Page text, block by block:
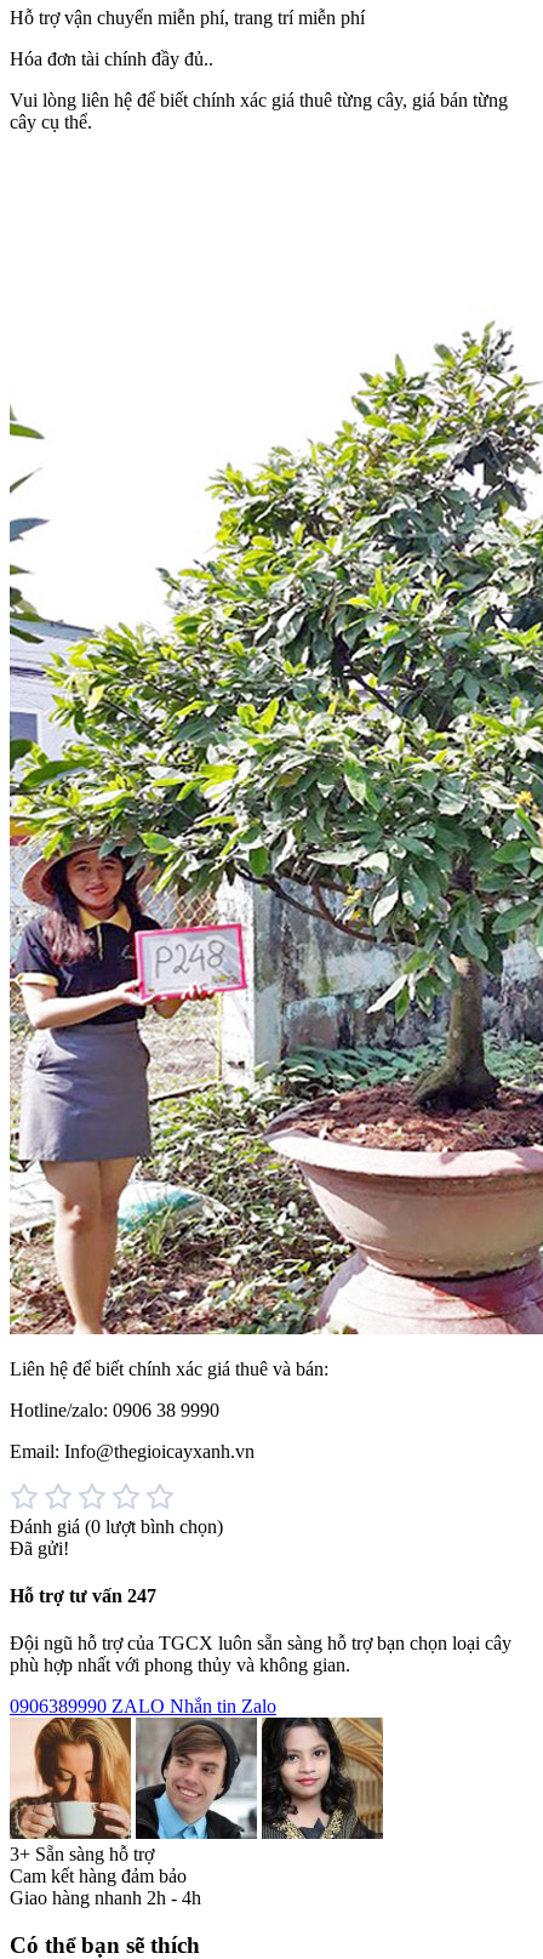
Hỗ trợ vận chuyển miễn phí, trang trí miễn phí
Hóa đơn tài chính đầy đủ..
Vui lòng liên hệ để biết chính xác giá thuê từng cây, giá bán từng
cây cụ thể.
Liên hệ để biết chính xác giá thuê và bán:
Hotline/zalo: 0906 38 9990
Email: Info@thegioicayxanh.vn
Đánh giá (0 lượt bình chọn)
Đã gửi!
Hỗ trợ tư vấn 247
Đội ngũ hỗ trợ của TGCX luôn sẵn sàng hỗ trợ bạn chọn loại cây
phù hợp nhất với phong thủy và không gian.
0906389990 ZALO Nhắn tin Zalo
3+ Sẵn sàng hỗ trợ
Cam kết hàng đảm bảo
Giao hàng nhanh 2h - 4h
Có thể bạn sẽ thích